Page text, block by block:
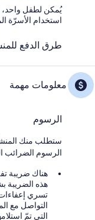
استخدام الأسرّة
طرق الدفع
معلومات مهمة
الرسوم
ستطلب منك
الرسوم الضرائب
هناك ضريبة
هذه الضريبة
تسري
التواصل مع
التي تمّ